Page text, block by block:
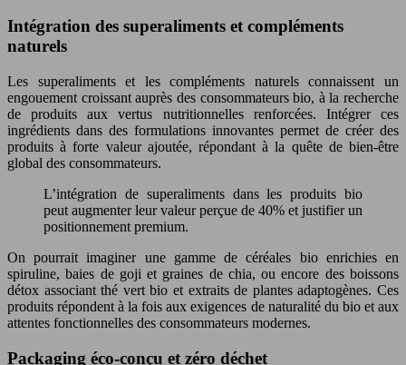
Intégration des superaliments et compléments
naturels
Les superaliments et les compléments naturels connaissent un
engouement croissant auprès des consommateurs bio, à la recherche
de produits aux vertus nutritionnelles renforcées. Intégrer ces
ingrédients dans des formulations innovantes permet de créer des
produits à forte valeur ajoutée, répondant à la quête de bien-être
global des consommateurs.
L’intégration de superaliments dans les produits bio
peut augmenter leur valeur perçue de 40% et justifier un
positionnement premium.
On pourrait imaginer une gamme de céréales bio enrichies en
spiruline, baies de goji et graines de chia, ou encore des boissons
détox associant thé vert bio et extraits de plantes adaptogènes. Ces
produits répondent à la fois aux exigences de naturalité du bio et aux
attentes fonctionnelles des consommateurs modernes.
Packaging éco-conçu et zéro déchet